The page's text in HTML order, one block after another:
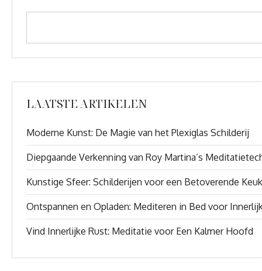
LAATSTE ARTIKELEN
Moderne Kunst: De Magie van het Plexiglas Schilderij
Diepgaande Verkenning van Roy Martina’s
Kunstige Sfeer: Schilderijen voor een Betoverende
Ontspannen en Opladen: Mediteren in Bed voor
Vind Innerlijke Rust: Meditatie voor Een Kalmer Hoofd